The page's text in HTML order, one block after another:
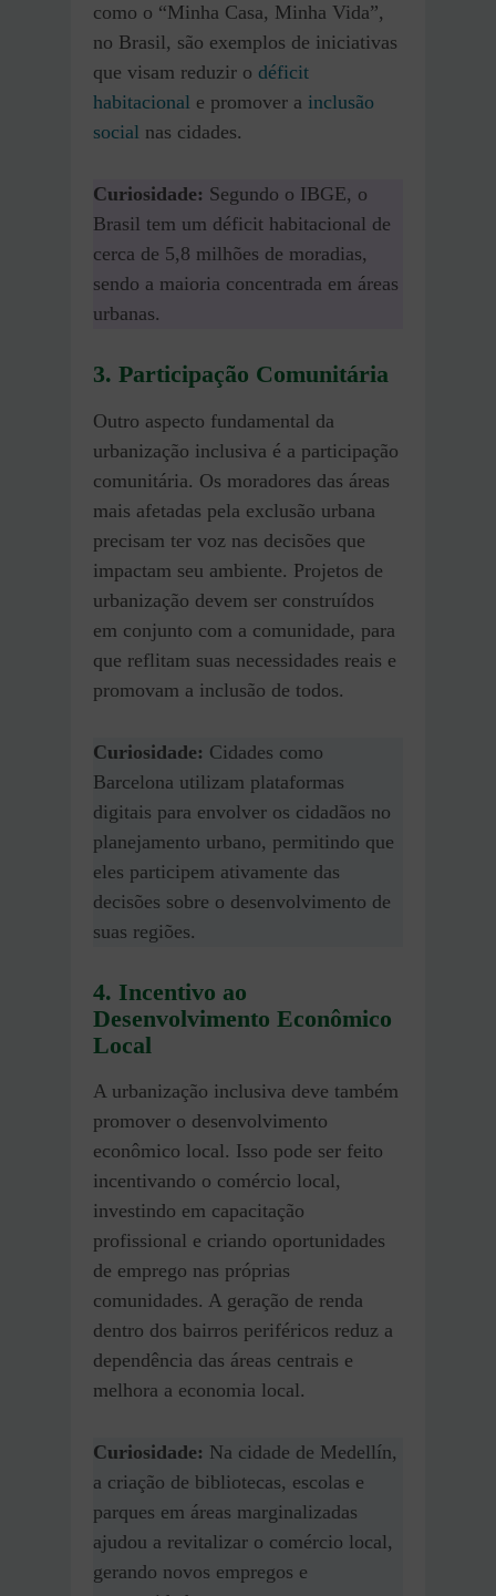
como o “Minha Casa, Minha Vida”,
no Brasil, são exemplos de iniciativas
que visam reduzir o déficit
habitacional e promover a inclusão
social nas cidades.
Curiosidade: Segundo o IBGE, o
Brasil tem um déficit habitacional de
cerca de 5,8 milhões de moradias,
sendo a maioria concentrada em áreas
urbanas.
3. Participação Comunitária
Outro aspecto fundamental da
urbanização inclusiva é a participação
comunitária. Os moradores das áreas
mais afetadas pela exclusão urbana
precisam ter voz nas decisões que
impactam seu ambiente. Projetos de
urbanização devem ser construídos
em conjunto com a comunidade, para
que reflitam suas necessidades reais e
promovam a inclusão de todos.
Curiosidade: Cidades como
Barcelona utilizam plataformas
digitais para envolver os cidadãos no
planejamento urbano, permitindo que
eles participem ativamente das
decisões sobre o desenvolvimento de
suas regiões.
4. Incentivo ao
Desenvolvimento Econômico
Local
A urbanização inclusiva deve também
promover o desenvolvimento
econômico local. Isso pode ser feito
incentivando o comércio local,
investindo em capacitação
profissional e criando oportunidades
de emprego nas próprias
comunidades. A geração de renda
dentro dos bairros periféricos reduz a
dependência das áreas centrais e
melhora a economia local.
Curiosidade: Na cidade de Medellín,
a criação de bibliotecas, escolas e
parques em áreas marginalizadas
ajudou a revitalizar o comércio local,
gerando novos empregos e